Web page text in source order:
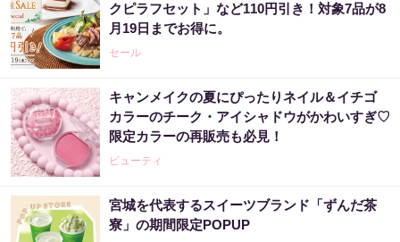
クピラフセット」など110円引き！対象7品が8
月19日までお得に。
セール
キャンメイクの夏にぴったりネイル＆イチゴ
カラーのチーク・アイシャドウがかわいすぎ♡
限定カラーの再販売も必見！
ビューティ
宮城を代表するスイーツブランド「ずんだ茶
寮」の期間限定POPUP